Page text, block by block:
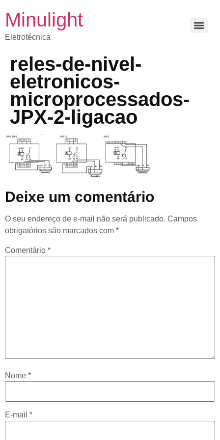
Minulight
Eletrotécnica
reles-de-nivel-
eletronicos-
microprocessados-
JPX-2-ligacao
Deixe um comentário
O seu endereço de e-mail não será publicado. Campos
obrigatórios são marcados com *
Comentário *
Nome *
E-mail *